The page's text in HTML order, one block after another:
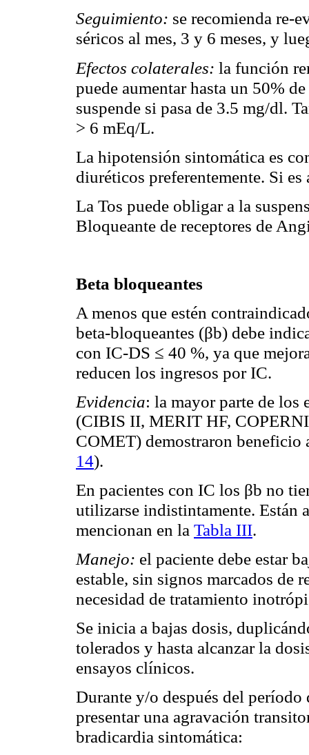
Seguimiento: se recomienda re-
séricos al mes, 3 y 6 meses, y
Efectos colaterales: la función
puede aumentar hasta un 50%
suspende si pasa de 3.5 mg/dl.
> 6 mEq/L.
La hipotensión sintomática es
diuréticos preferentemente. Si
La Tos puede obligar a la
Bloqueante de receptores de
Beta bloqueantes
A menos que estén
beta-bloqueantes (βb) debe
con IC-DS ≤ 40 %, ya que
reducen los ingresos por IC.
Evidencia: la mayor parte de los
(CIBIS II, MERIT HF,
COMET) demostraron
14).
En pacientes con IC los βb no
utilizarse indistintamente. Están
mencionan en la Tabla III.
Manejo: el paciente debe estar
estable, sin signos marcados de
necesidad de tratamiento
Se inicia a bajas dosis,
tolerados y hasta alcanzar la
ensayos clínicos.
Durante y/o después del
presentar una agravación
bradicardia sintomática: